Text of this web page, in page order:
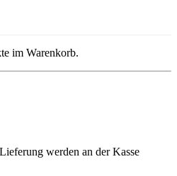
im Warenkorb.
werden an der Kasse